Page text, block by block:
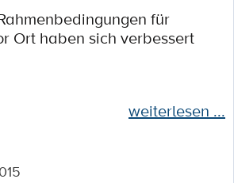
für
Ort haben sich verbessert
weiterlesen ...